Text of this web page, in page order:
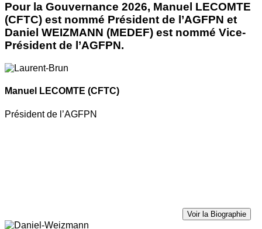
Pour la Gouvernance 2026, Manuel LECOMTE
(CFTC) est nommé Président de l’AGFPN et
Daniel WEIZMANN (MEDEF) est nommé Vice-
Président de l’AGFPN.
Manuel LECOMTE (CFTC)
Président de l’AGFPN
Voir la Biographie